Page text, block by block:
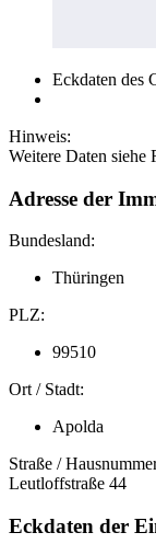
Eckdaten des
Hinweis:
Weitere Daten siehe
Adresse der
Bundesland:
Thüringen
PLZ:
99510
Ort / Stadt:
Apolda
Straße /
Leutloffstraße 44
Eckdaten der